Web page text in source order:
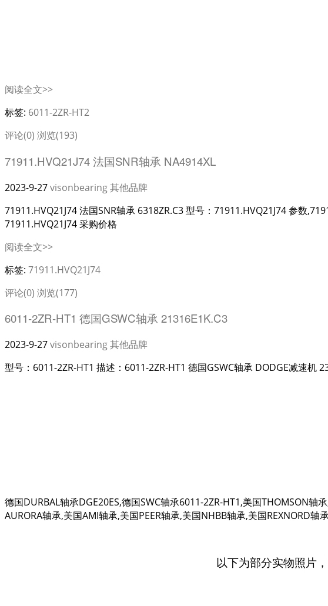
阅读全文>>
标签: 6011-2ZR-HT2
评论(0) 浏览(193)
71911.HVQ21J74 法国SNR轴承 NA4914XL
2023-9-27visonbearing其他品牌
71911.HVQ21J74 法国SNR轴承 6318ZR.C3 型号：71911.HVQ21J74 参数
71911.HVQ21J74 采购价格
阅读全文>>
标签: 71911.HVQ21J74
评论(0) 浏览(177)
6011-2ZR-HT1 德国GSWC轴承 21316E1K.C3
2023-9-27visonbearing其他品牌
型号：6011-2ZR-HT1 描述：6011-2ZR-HT1 德国GSWC轴承 DODGE减速机
德国DURBAL轴承DGE20ES,德国SWC轴承6011-2ZR-HT1,美国THOMSON轴
AURORA轴承,美国AMI轴承,美国PEER轴承,美国NHBB轴承,美国REXNORD
以下为部分实物照片